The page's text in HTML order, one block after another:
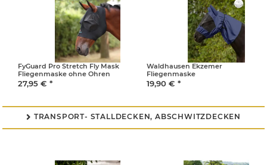
FyGuard Pro Stretch Fly Mask
Fliegenmaske ohne Ohren
27,95 € *
Waldhausen Ekzemer
Fliegenmaske
19,90 € *
 TRANSPORT- STALLDECKEN, ABSCHWITZDECKEN